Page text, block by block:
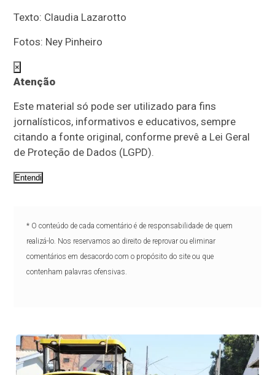
Texto: Claudia Lazarotto
Fotos: Ney Pinheiro
×
Atenção
Este material só pode ser utilizado para fins
jornalísticos, informativos e educativos, sempre
citando a fonte original, conforme prevê a Lei Geral
de Proteção de Dados (LGPD).
Entendi
* O conteúdo de cada comentário é de responsabilidade de quem
realizá-lo. Nos reservamos ao direito de reprovar ou eliminar
comentários em desacordo com o propósito do site ou que
contenham palavras ofensivas.